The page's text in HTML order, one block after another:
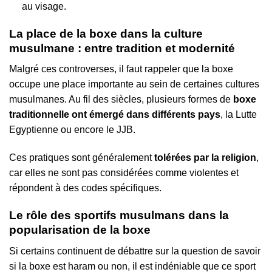
au visage.
La place de la boxe dans la culture
musulmane : entre tradition et modernité
Malgré ces controverses, il faut rappeler que la boxe
occupe une place importante au sein de certaines cultures
musulmanes. Au fil des siècles, plusieurs formes de boxe
traditionnelle ont émergé dans différents pays, la Lutte
Egyptienne ou encore le JJB.
Ces pratiques sont généralementtolérées par la religion,
car elles ne sont pas considérées comme violentes et
répondent à des codes spécifiques.
Le rôle des sportifs musulmans dans la
popularisation de la boxe
Si certains continuent de débattre sur la question de savoir
si la boxe est haram ou non, il est indéniable que ce sport